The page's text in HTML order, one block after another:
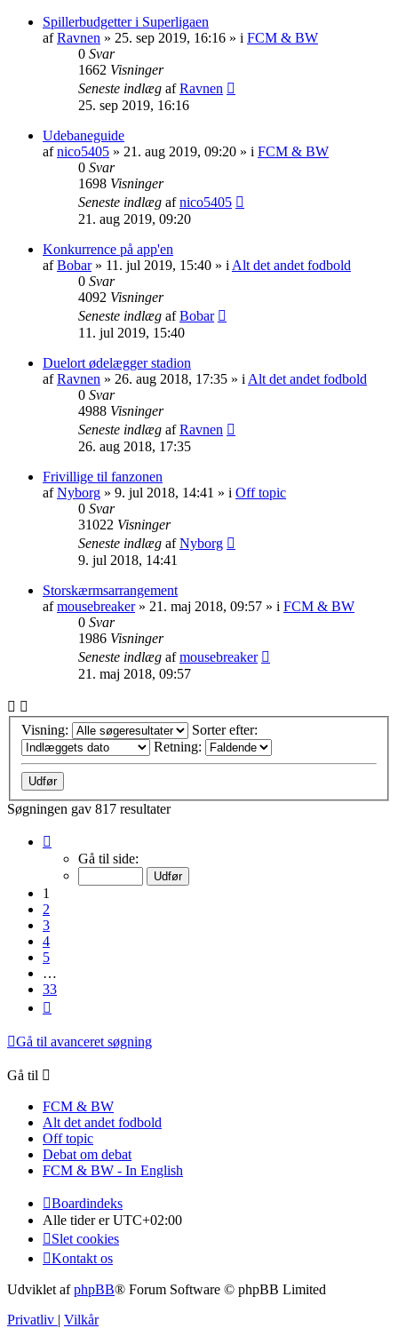
Spillerbudgetter i Superligaen
afRavnen » 25. sep 2019, 16:16 » i FCM & BW
0 Svar
1662 Visninger
Seneste indlæg afRavnen
25. sep 2019, 16:16
Udebaneguide
afnico5405 » 21. aug 2019, 09:20 » i FCM & BW
0 Svar
1698 Visninger
Seneste indlæg afnico5405
21. aug 2019, 09:20
Konkurrence på app'en
afBobar» 11. jul 2019, 15:40 » i Alt det andet fodbold
0 Svar
4092 Visninger
Seneste indlæg afBobar
11. jul 2019, 15:40
Duelort ødelægger stadion
afRavnen » 26. aug 2018, 17:35 » i Alt det andet fodbold
0 Svar
4988 Visninger
Seneste indlæg afRavnen
26. aug 2018, 17:35
Frivillige til fanzonen
afNyborg » 9. jul 2018, 14:41 » i Off topic
0 Svar
31022 Visninger
Seneste indlæg afNyborg
9. jul 2018, 14:41
Storskærmsarrangement
afmousebreaker» 21. maj 2018, 09:57 » i FCM & BW
0 Svar
1986 Visninger
Seneste indlæg afmousebreaker
21. maj 2018, 09:57
Visning:
Sorter efter:
Retning:
Søgningen gav 817 resultater
Gå til side:
1
2
3
4
5
…
33
Gå til avanceret søgning
Gå til
FCM & BW
Alt det andet fodbold
Off topic
Debat om debat
FCM & BW - In English
Boardindeks
Alle tider erUTC+02:00
Slet cookies
Kontakt os
Udviklet afphpBB® Forum Software © phpBB Limited
Privatliv
Vilkår